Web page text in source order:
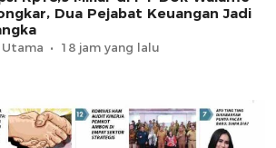
Dua Pejabat Keuangan Jadi
18 jam yang lalu